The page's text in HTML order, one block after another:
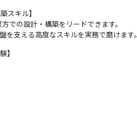
スキル】
での設計・構築をリードできます。
支える高度なスキルを実務で磨けます。
】